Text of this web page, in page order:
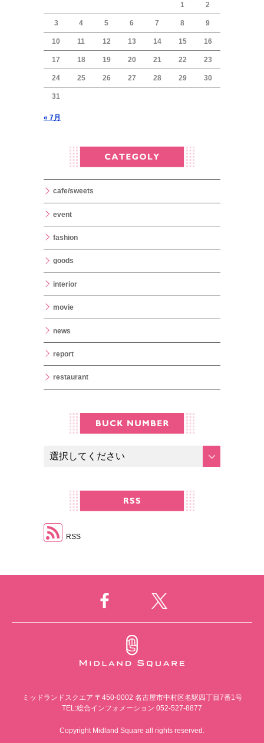
1
2
3 4 5 6 7 8 9
10 11 12 13 14 15 16
17 18 19 20 21 22 23
24 25 26 27 28 29 30
31
« 7月
cafe/sweets
event
fashion
goods
interior
movie
news
report
restaurant
RSS
ミッドランドスクエア 〒450-0002 名古屋市中村区名駅四丁目7番1号
TEL:総合インフォメーション 052-527-8877
Copyright Midland Square all rights reserved.